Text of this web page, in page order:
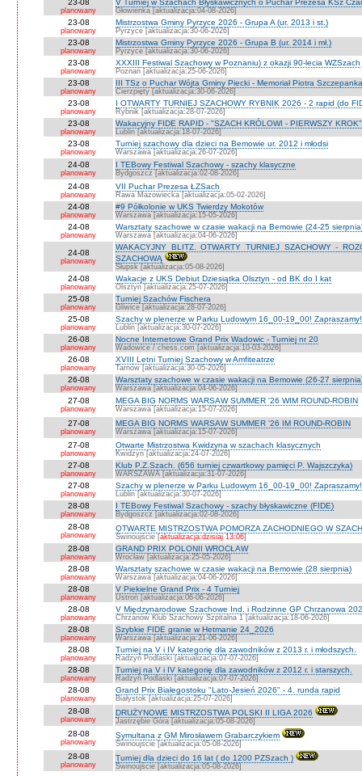
23-08
planowany
V Turniej w Szachach Błyskawicznych o Puchar Prezesa KSz
Głowienka [aktualizacja:04-08-2026]
23-08
planowany
Mistrzostwa Gminy Pyrzyce 2026 - Grupa A (ur. 2013 i st.)
Pyrzyce [aktualizacja:30-06-2026]
23-08
planowany
Mistrzostwa Gminy Pyrzyce 2026 - Grupa B (ur. 2014 i mł.)
Pyrzyce [aktualizacja:30-06-2026]
23-08
planowany
XXXIII Festiwal Szachowy w Poznaniu) z okazji 90-lecia WZSzach
Poznań [aktualizacja:25-06-2026]
23-08
planowany
III TSz o Puchar Wójta Gminy Piecki - Memoriał Piotra
Cierzpięty [aktualizacja:30-06-2026]
23-08
planowany
I OTWARTY TURNIEJ SZACHOWY RYBNIK 2026 - 2 rapid (do
Rybnik [aktualizacja:28-07-2026]
23-08
planowany
Wakacyjny FIDE RAPID - "SZACH KRÓLOWI - PIERWSZY
Lublin [aktualizacja:18-07-2026]
23-08
planowany
Turniej szachowy dla dzieci na Bemowie ur. 2012 i młodsi
Warszawa [aktualizacja:26-07-2026]
24-08
planowany
I TEBowy Festiwal Szachowy - szachy klasyczne
Bydgoszcz [aktualizacja:02-08-2026]
24-08
planowany
VII Puchar Prezesa ŁZSach
Rawa Mazowiecka [aktualizacja:05-02-2026]
24-08
planowany
#9 Półkolonie w UKS Twierdzy Mokotów
Warszawa [aktualizacja:15-05-2026]
24-08
planowany
Warsztaty szachowe w czasie wakacji na Bemowie (24-25
Warszawa [aktualizacja:04-06-2026]
24-08
planowany
WAKACYJNY BLITZ. OTWARTY TURNIEJ SZACHOWY -
SZACHOWĄ
Słupsk [aktualizacja:05-08-2026]
24-08
planowany
Wakacje z UKS Debiut Dziesiątka Olsztyn - od BK do I kat
Olsztyn [aktualizacja:25-07-2026]
25-08
planowany
Turniej Szachów Fischera
Gliwice [aktualizacja:28-07-2026]
25-08
planowany
Szachy w plenerze w Parku Ludowym 16_00-19_00! Zapraszamy!
Lublin [aktualizacja:30-07-2026]
26-08
planowany
Nocne Internetowe Grand Prix Wadowic - Turniej nr 20
Wadowice / chess.com [aktualizacja:10-03-2026]
26-08
planowany
XVIII Letni Turniej Szachowy w Amfiteatrze
Tarnów [aktualizacja:30-05-2026]
26-08
planowany
Warsztaty szachowe w czasie wakacji na Bemowie (26-27
Warszawa [aktualizacja:04-06-2026]
27-08
planowany
MEGA BIG NORMS WARSAW SUMMER '26 WIM ROUND-ROBIN
Warszawa [aktualizacja:15-07-2026]
27-08
planowany
MEGA BIG NORMS WARSAW SUMMER '26 IM ROUND-ROBIN
Warszawa [aktualizacja:15-07-2026]
27-08
planowany
Otwarte Mistrzostwa Kwidzyna w szachach klasycznych
Kwidzyn [aktualizacja:24-07-2026]
27-08
planowany
Klub P.Z.Szach. (656 turniej czwartkowy pamięci P. Wajszczyka)
WARSZAWA [aktualizacja:31-07-2026]
27-08
planowany
Szachy w plenerze w Parku Ludowym 16_00-19_00! Zapraszamy!
Lublin [aktualizacja:30-07-2026]
28-08
planowany
I TEBowy Festiwal Szachowy - szachy błyskawiczne (FIDE)
Bydgoszcz [aktualizacja:02-08-2026]
28-08
planowany
OTWARTE MISTRZOSTWA POMORZA ZACHODNIEGO W
Świnoujście [aktualizacja:dzisiaj 13:06]
28-08
planowany
GRAND PRIX POLONII WROCŁAW
Wrocław [aktualizacja:25-05-2026]
28-08
planowany
Warsztaty szachowe w czasie wakacji na Bemowie (28 sierpnia)
Warszawa [aktualizacja:04-06-2026]
28-08
planowany
V Piekielne Grand Prix - 4 Turniej
Ustroń [aktualizacja:06-06-2026]
28-08
planowany
V Międzynarodowe Szachowe Ind. i Rodzinne GP Chrzanowa
Chrzanów Klub Szachowy Szpitalna 1 [aktualizacja:18-06-2026]
28-08
planowany
Szybkie FIDE granie w Hetmanie 24_2026
Warszawa [aktualizacja:21-06-2026]
28-08
planowany
Turniej na V i IV kategorię dla zawodników z 2013 r. i młodszych.
Radzyń Podlaski [aktualizacja:07-07-2026]
28-08
planowany
Turniej na V i IV kategorię dla zawodników z 2012 r. i starszych.
Radzyń Podlaski [aktualizacja:07-07-2026]
28-08
planowany
Grand Prix Białegostoku "Lato-Jesień 2026" - 4. runda rapid
Białystok [aktualizacja:25-07-2026]
28-08
planowany
DRUŻYNOWE MISTRZOSTWA POLSKI II LIGA 2026
Jastrzębie Góra [aktualizacja:05-08-2026]
28-08
planowany
Symultana z GM Mirosławem Grabarczykiem
Świnoujście [aktualizacja:05-08-2026]
28-08
planowany
Turniej dla dzieci do 16 lat ( do 1200 PZSzach )
Świnoujście [aktualizacja:05-08-2026]